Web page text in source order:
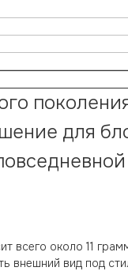
для
всего около 11
внешний вид под